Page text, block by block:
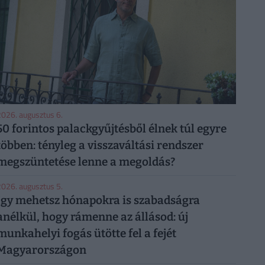
augusztus 6.
forintos palackgyűjtésből élnek túl egyre
tényleg a visszaváltási rendszer
lenne a megoldás?
augusztus 5.
mehetsz hónapokra is szabadságra
hogy rámenne az állásod: új
fogás ütötte fel a fejét